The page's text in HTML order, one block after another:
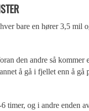
bare en hører 3,5
den andre så
å gå i fjellet enn å
timer, og i andre enden